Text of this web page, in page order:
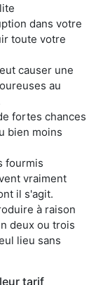
dans votre
toute votre
causer une
au
fortes chances
bien moins
fourmis
vraiment
il s'agit.
à raison
deux ou trois
lieu sans
tarif